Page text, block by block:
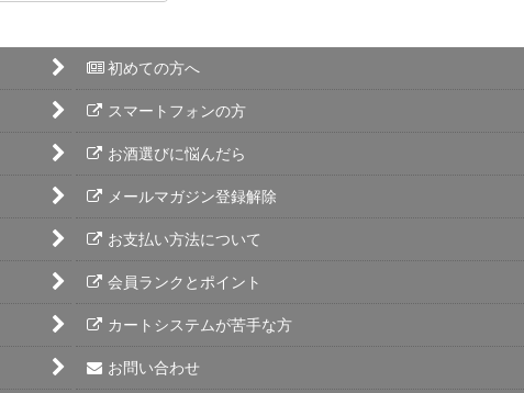
初めての方へ
スマートフォンの方
お酒選びに悩んだら
メールマガジン登録解除
お支払い方法について
会員ランクとポイント
カートシステムが苦手な方
お問い合わせ